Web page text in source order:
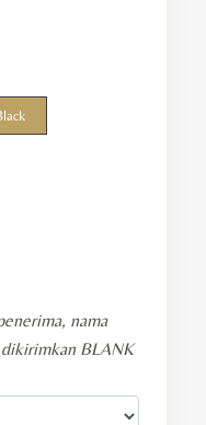
nama
dikirimkan BLANK